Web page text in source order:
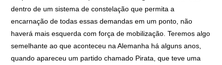
dentro de um sistema de constelação que permita a
encarnação de todas essas demandas em um ponto, não
haverá mais esquerda com força de mobilização. Teremos algo
semelhante ao que aconteceu na Alemanha há alguns anos,
quando apareceu um partido chamado Pirata, que teve uma